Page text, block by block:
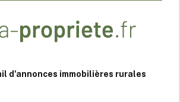
d'annonces immobilières rurales